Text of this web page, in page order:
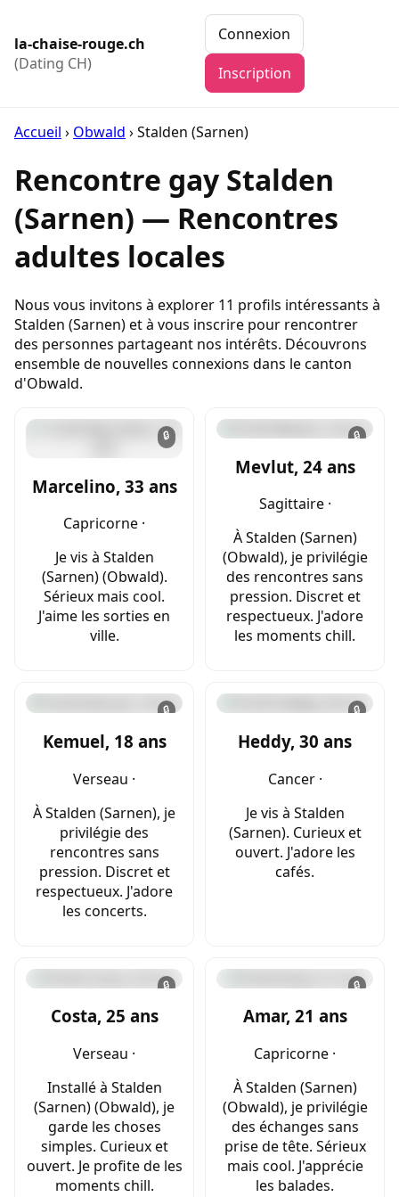
la-chaise-rouge.ch
(Dating CH)
Connexion
Inscription
Accueil › Obwald ›Stalden (Sarnen)
Rencontre gay Stalden
(Sarnen) — Rencontres
adultes locales
Nous vous invitons à explorer 11 profils intéressants à
Stalden (Sarnen) et à vous inscrire pour rencontrer
des personnes partageant nos intérêts. Découvrons
ensemble de nouvelles connexions dans le canton
d'Obwald.
🔒
Marcelino, 33 ans
Capricorne ·
Je vis à Stalden
(Sarnen) (Obwald).
Sérieux mais cool.
J'aime les sorties en
ville.
🔒
Mevlut, 24 ans
Sagittaire ·
À Stalden (Sarnen)
(Obwald), je privilégie
des rencontres sans
pression. Discret et
respectueux. J'adore
les moments chill.
🔒
Kemuel, 18 ans
Verseau ·
À Stalden (Sarnen), je
privilégie des
rencontres sans
pression. Discret et
respectueux. J'adore
les concerts.
🔒
Heddy, 30 ans
Cancer ·
Je vis à Stalden
(Sarnen). Curieux et
ouvert. J'adore les
cafés.
🔒
Costa, 25 ans
Verseau ·
Installé à Stalden
(Sarnen) (Obwald), je
garde les choses
simples. Curieux et
ouvert. Je profite de les
moments chill.
🔒
Amar, 21 ans
Capricorne ·
À Stalden (Sarnen)
(Obwald), je privilégie
des échanges sans
prise de tête. Sérieux
mais cool. J'apprécie
les balades.